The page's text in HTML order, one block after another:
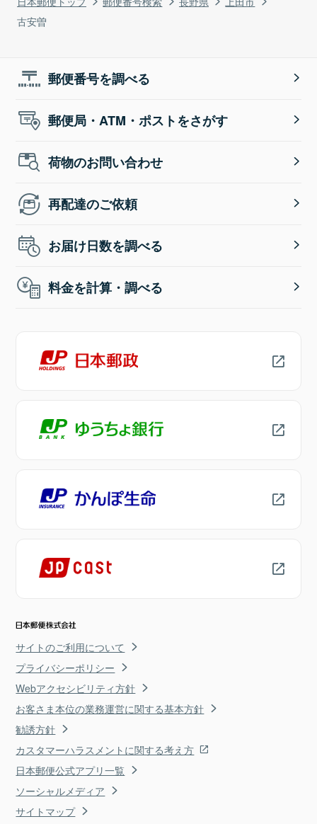
古安曽
郵便番号を調べる
郵便局・ATM・ポストをさがす
荷物のお問い合わせ
再配達のご依頼
お届け日数を調べる
料金を計算・調べる
サイトのご利用について
プライバシーポリシー
Webアクセシビリティ方針
お客さま本位の業務運営に関する基本方針
勧誘方針
カスタマーハラスメントに関する考え方
日本郵便公式アプリ一覧
ソーシャルメディア
サイトマップ